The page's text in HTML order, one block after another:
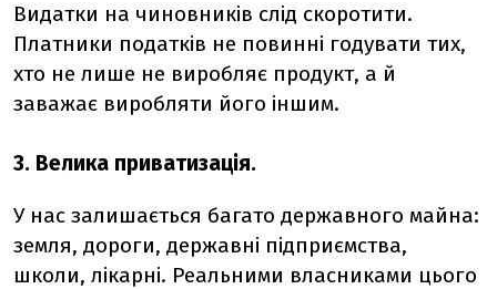
Видатки на чиновників слід скоротити.
Платники податків не повинні годувати тих,
хто не лише не виробляє продукт, а й
заважає виробляти його іншим.
3. Велика приватизація.
У нас залишається багато державного майна:
земля, дороги, державні підприємства,
школи, лікарні. Реальними власниками цього